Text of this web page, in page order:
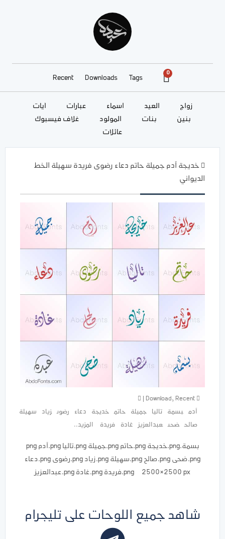
Recent Downloads Tags
0
آيات عبارات أسماء العيد
زواج
غلاف فيسبوك
المولود بنات
بنين
عائلات
خديجة آدم جميلة حاتم دعاء رضوى فريدة سهيلة الخط
الديواني
Download , Recent
آدم بسمة تاليا جميلة حاتم خديجة دعاء رضوى زياد سهيلة
صالح ضحى عبدالعزيز غادة فريدة المزيد..
بسمة⁩.png ‎⁨آدم⁩.png ‎⁨تاليا⁩.png ‎⁨جميلة⁩.png ‎⁨حاتم⁩.png ‎⁨خديجة⁩.png
‎⁨عبدالعزيز⁩.png ‎⁨غادة⁩.png ‎⁨فريدة⁩.png 2500×2500 px
شاهد جميع اللوحات على تليجرام